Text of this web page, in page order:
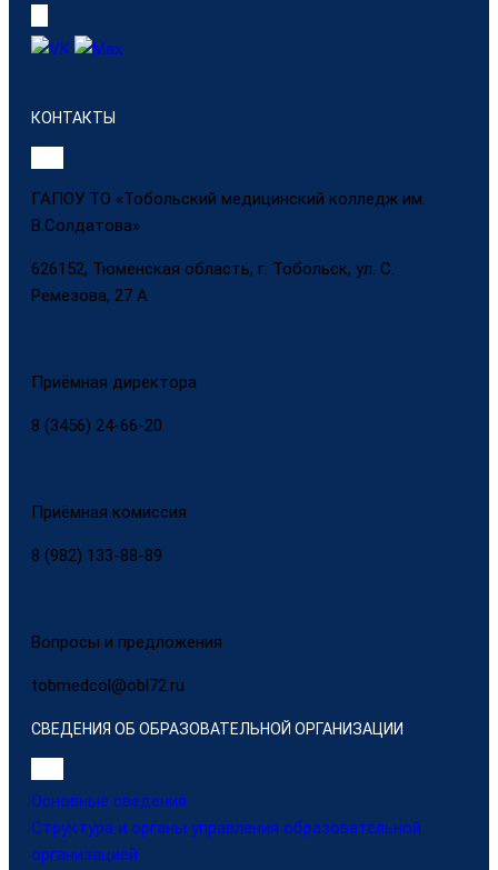
КОНТАКТЫ
ГАПОУ ТО «Тобольский медицинский колледж им.
В.Солдатова»
626152, Тюменская область, г. Тобольск, ул. С.
Ремезова, 27 А
Приёмная директора
8 (3456) 24-66-20
Приёмная комиссия
8 (982) 133-88-89
Вопросы и предложения
tobmedcol@obl72.ru
СВЕДЕНИЯ ОБ ОБРАЗОВАТЕЛЬНОЙ ОРГАНИЗАЦИИ
Основные сведения
Структура и органы управления образовательной
организацией